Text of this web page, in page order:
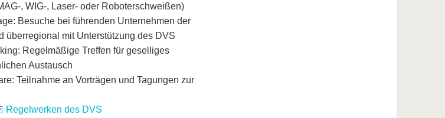
, WIG-, Laser- oder Roboterschweißen)
Besuche bei führenden Unternehmen der
überregional mit Unterstützung des DVS
Regelmäßige Treffen für geselliges
Austausch
Teilnahme an Vorträgen und Tagungen zur
Regelwerken des DVS